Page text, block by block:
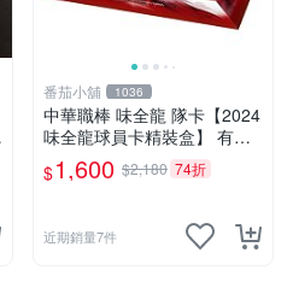
番茄小舖 1036
中華職棒 味全龍 隊卡【2024
味全龍球員卡精裝盒】 有機
會抽實戰球衣卡 、女孩卡、
簽名卡、書卡
$1,600 $2,180 74折
近期銷量7件